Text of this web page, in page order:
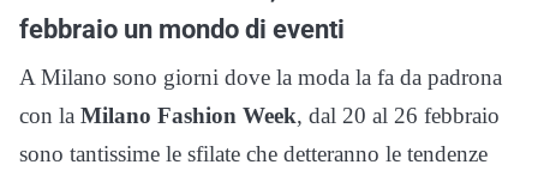
febbraio un mondo di eventi
A Milano sono giorni dove la moda la fa da padrona
con la Milano Fashion Week, dal 20 al 26 febbraio
sono tantissime le sfilate che detteranno le tendenze